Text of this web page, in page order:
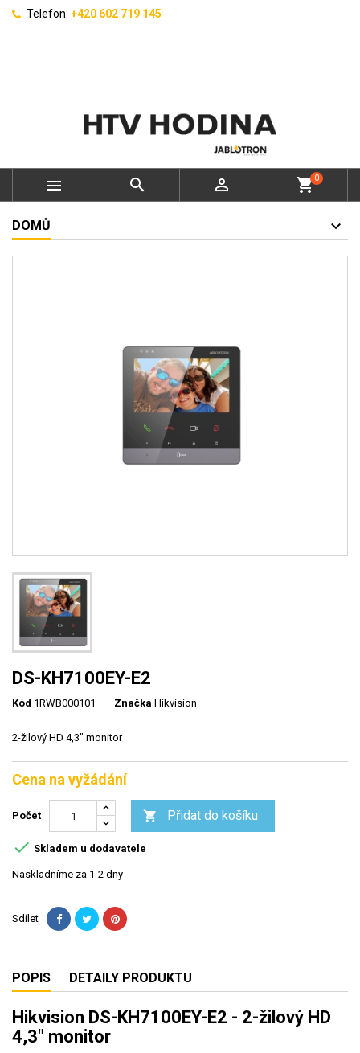
Telefon: +420 602 719 145
   shopping_cart0
DOMŮ
DS-KH7100EY-E2
Kód 1RWB000101 Značka Hikvision
2-žilový HD 4,3" monitor
Cena na vyžádání
Počet  Přidat do košíku
 Skladem u dodavatele
Naskladníme za 1-2 dny
Sdílet
POPIS DETAILY PRODUKTU
Hikvision DS-KH7100EY-E2 - 2-žilový HD
4,3" monitor